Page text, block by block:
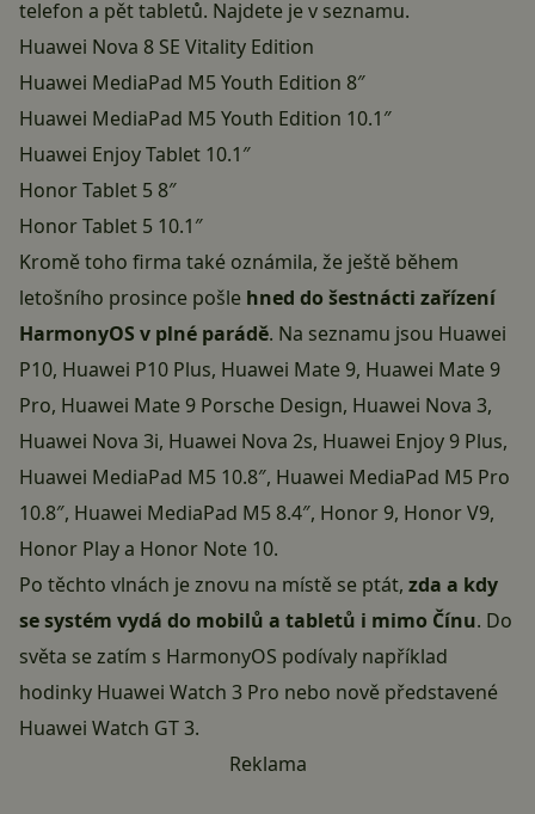
telefon a pět tabletů. Najdete je v seznamu.
Huawei Nova 8 SE Vitality Edition
Huawei MediaPad M5 Youth Edition 8″
Huawei MediaPad M5 Youth Edition 10.1″
Huawei Enjoy Tablet 10.1″
Honor Tablet 5 8″
Honor Tablet 5 10.1″
Kromě toho firma také oznámila, že ještě během
letošního prosince pošle hned do šestnácti zařízení
HarmonyOS v plné parádě. Na seznamu jsou Huawei
P10, Huawei P10 Plus, Huawei Mate 9, Huawei Mate 9
Pro, Huawei Mate 9 Porsche Design, Huawei Nova 3,
Huawei Nova 3i, Huawei Nova 2s, Huawei Enjoy 9 Plus,
Huawei MediaPad M5 10.8″, Huawei MediaPad M5 Pro
10.8″, Huawei MediaPad M5 8.4″, Honor 9, Honor V9,
Honor Play a Honor Note 10.
Po těchto vlnách je znovu na místě se ptát, zda a kdy
se systém vydá do mobilů a tabletů i mimo Čínu. Do
světa se zatím s HarmonyOS podívaly například
hodinky Huawei Watch 3 Pro nebo nově představené
Huawei Watch GT 3.
Reklama